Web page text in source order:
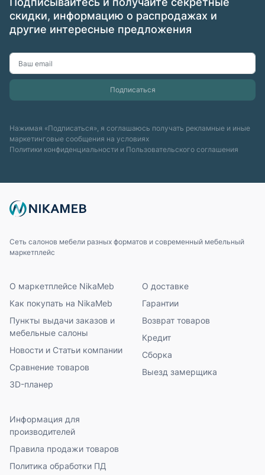
скидки, информацию о распродажах и
другие интересные предложения
Нажимая «Подписаться», я соглашаюсь получать рекламные и иные
маркетинговые сообщения на условиях
Политики конфиденциальности и Пользовательского соглашения
Сеть салонов мебели разных форматов и современный мебельный
маркетплейс
О маркетплейсе NikaMeb
Как покупать на NikaMeb
Пункты выдачи заказов и
мебельные салоны
Новости и Статьи компании
Сравнение товаров
3D-планер
О доставке
Гарантии
Возврат товаров
Кредит
Сборка
Выезд замерщика
Информация для
производителей
Правила продажи товаров
Политика обработки ПД